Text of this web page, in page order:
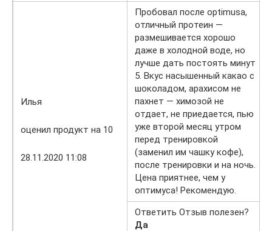
Илья
оценил продукт на 10
28.11.2020 11:08
Пробовал после optimusa,
отличный протеин —
размешивается хорошо
даже в холодной воде, но
лучше дать постоять минут
5. Вкус насышенный какао с
шоколадом, арахисом не
пахнет — химозой не
отдает, не приедается, пью
уже второй месяц утром
перед тренировкой
(заменил им чашку кофе),
после тренировки и на ночь.
Цена приятнее, чем у
оптимуса! Рекомендую.
Ответить Отзыв полезен?
Да